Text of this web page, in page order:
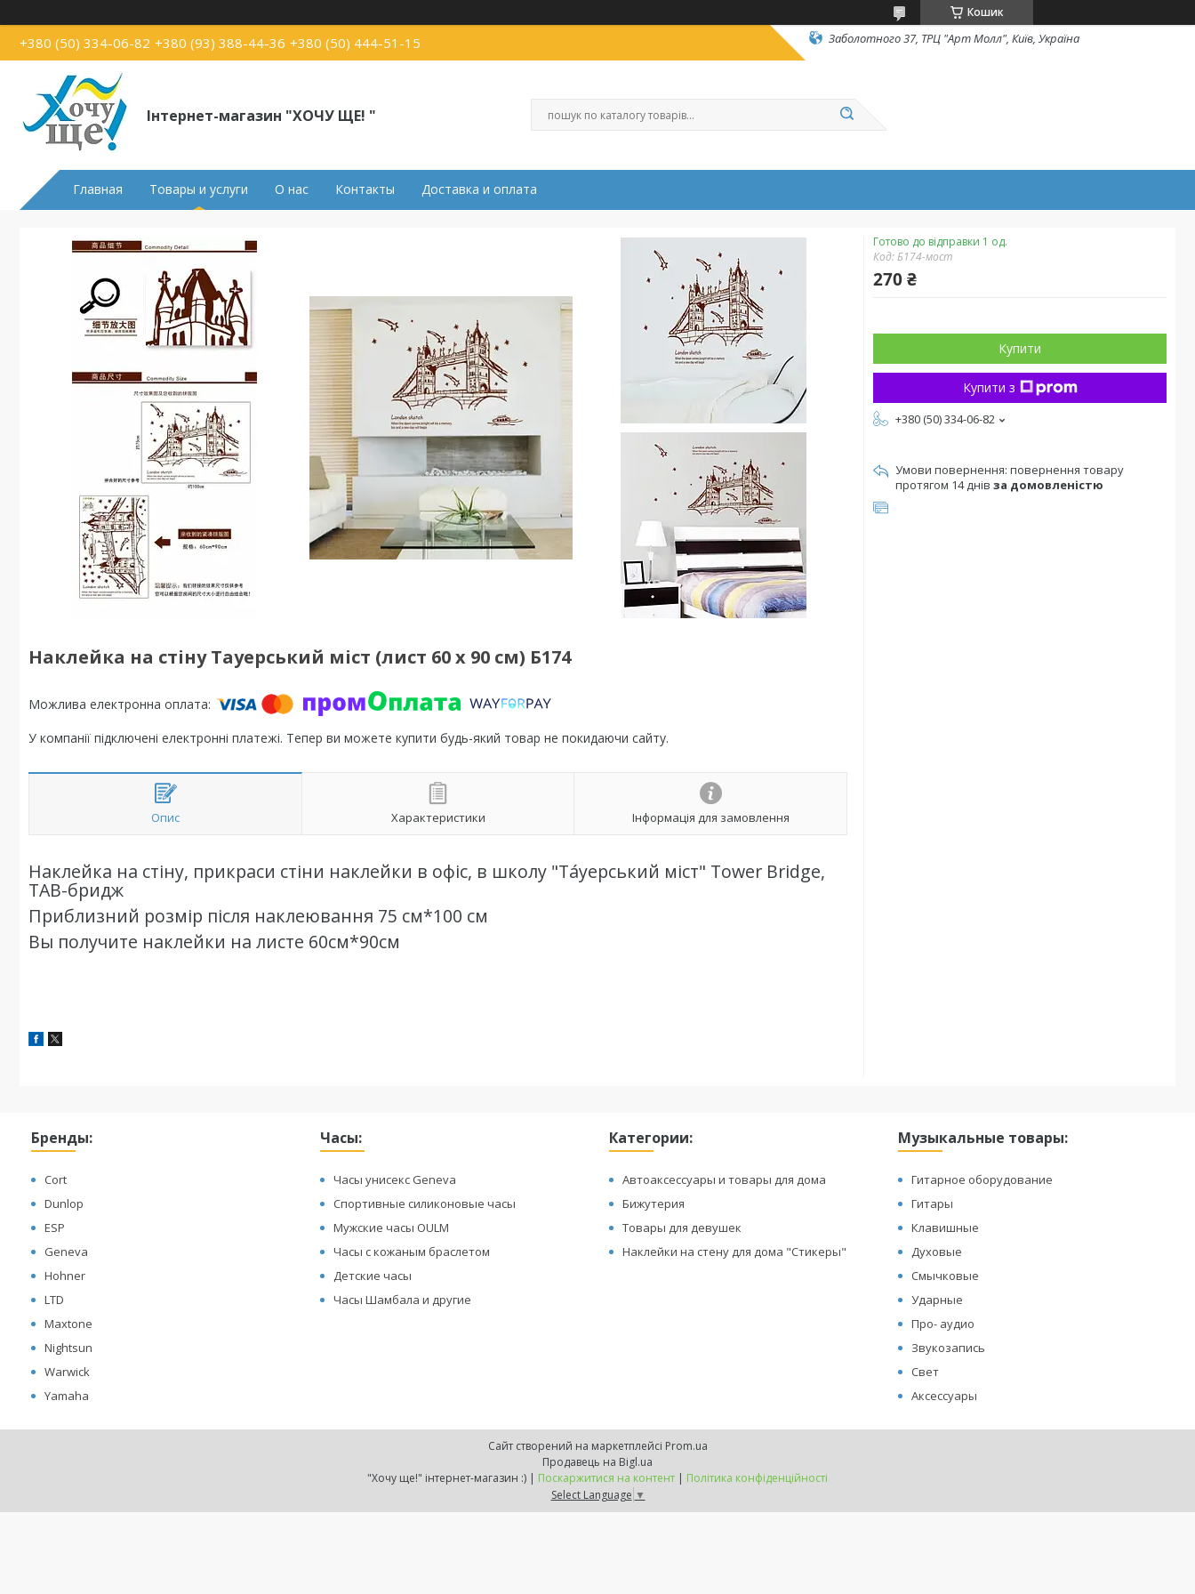
Кошик
+380 (50) 334-06-82 +380 (93) 388-44-36 +380 (50) 444-51-15 Заболотного 37, ТРЦ "Арт Молл", Київ, Україна
Інтернет-магазин "ХОЧУ ЩЕ! "
Главная Товары и услуги О нас Контакты Доставка и оплата
Наклейка на стіну Тауерський міст (лист 60 х 90 см) Б174
У компанії підключені електронні платежі. Тепер ви можете купити будь-який товар не покидаючи сайту.
Опис Характеристики Інформація для замовлення
Наклейка на стіну, прикраси стіни наклейки в офіс, в школу "Та́уерський міст" Tower Bridge,
ТАВ-бридж
Приблизний розмір після наклеювання 75 см*100 см
Вы получите наклейки на листе 60см*90см
Готово до відправки 1 од.
Код:Б174-мост
270 ₴
Купити
Купити з
+380 (50) 334-06-82
повернення товару
протягом 14 днів за домовленістю
Бренды:
Cort
Dunlop
ESP
Geneva
Hohner
LTD
Maxtone
Nightsun
Warwick
Yamaha
Часы:
Часы унисекс Geneva
Спортивные силиконовые часы
Мужские часы OULM
Часы с кожаным браслетом
Детские часы
Часы Шамбала и другие
Категории:
Автоаксессуары и товары для дома
Бижутерия
Товары для девушек
Наклейки на стену для дома "Стикеры"
Музыкальные товары:
Гитарное оборудование
Гитары
Клавишные
Духовые
Смычковые
Ударные
Про- аудио
Звукозапись
Свет
Аксессуары
Сайт створений на маркетплейсі Prom.ua
Продавець на Bigl.ua
"Хочу ще!" інтернет-магазин :) | Поскаржитися на контент | Політика конфіденційності
Select Language ▼